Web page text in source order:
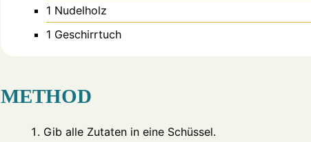
1 Nudelholz
1 Geschirrtuch
METHOD
Gib alle Zutaten in eine Schüssel.